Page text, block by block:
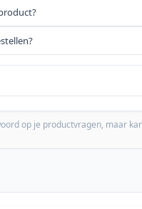
op je productvragen, maar